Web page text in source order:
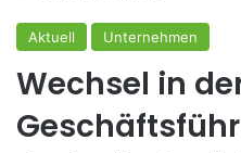
Aktuell Unternehmen
Wechsel in